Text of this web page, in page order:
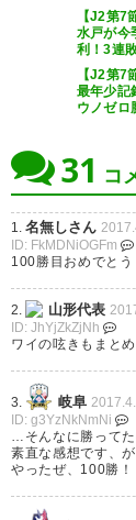
勝ったあ
あホーム
あああああ
あ✨しやあ
あああああ
あああああ
ああああ
— 緑のくま
2017, 4月 8
試合終了
リーホッ
す！！ し
来、それが
コラボマッ
ます☆
（玄）
— アニメ『
ッター
8
観客相手に
【J2第7
水戸が今
利！3連
【J2第7
最年少記
ウノゼロ
31 コ
1. 名無しさん
ID: FkMDNiOGFm
100勝目おめでとう
2. 山形代表
ID: JhYjZkZjNh
ワイの呟きもまと
3. 岐阜
ID: g3YzNkNmNi
…そんなに勝って
素直な感想です、が
やったぜ、100勝！